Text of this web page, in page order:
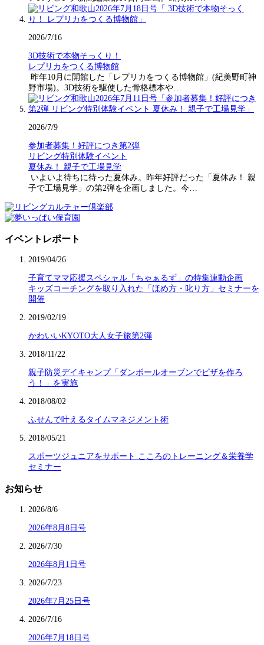
2026/7/16
3D技術で本物そっくり！
レプリカをつくる博物館
昨年10月に開館した「レプリカをつくる博物館」(紀美野町神
野市場)。3D技術を駆使した骨格標本や…
2026/7/9
参加者募集！好評につき第2弾
リビング特別体験イベント
夏休み！ 親子で工場見学
いよいよ待ちに待った夏休み。昨年好評だった「夏休み！ 親
子で工場見学」の第2弾を企画しました。今…
イベントレポート
2019/04/26
子育てママ応援スペシャル「ちゃぁるず」の特集連動企画
キッズコーチングを取り入れた「ほめ方・叱り方」セミナーを
開催
2019/02/19
かわいいKYOTO大人女子旅第2弾
2018/11/22
親子防災デイキャンプ「ダンボールオーブンでピザを作ろ
う！」を実施
2018/08/02
ふせんで叶えるタイムマネジメント術
2018/05/21
スポーツジュニアをサポート こころのトレーニング＆栄養学
セミナー
お知らせ
2026/8/6
2026年8月8日号
2026/7/30
2026年8月1日号
2026/7/23
2026年7月25日号
2026/7/16
2026年7月18日号